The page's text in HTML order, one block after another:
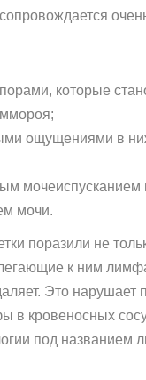
которые
ощущениями в
мочеиспусканием
мочи.
поразили не
к ним
Это нарушает
в кровеносных
под названием